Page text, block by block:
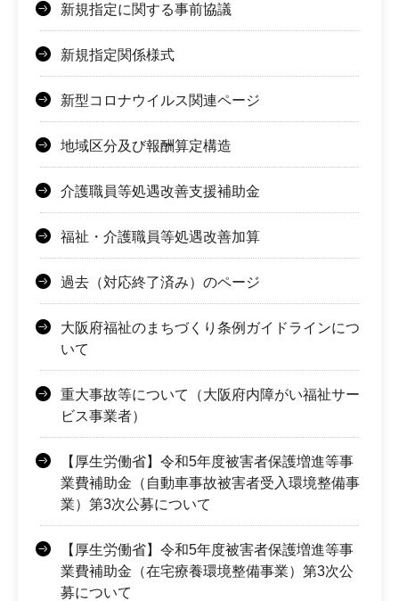
新規指定に関する事前協議
新規指定関係様式
新型コロナウイルス関連ページ
地域区分及び報酬算定構造
介護職員等処遇改善支援補助金
福祉・介護職員等処遇改善加算
過去（対応終了済み）のページ
大阪府福祉のまちづくり条例ガイドラインにつ
いて
重大事故等について（大阪府内障がい福祉サー
ビス事業者）
【厚生労働省】令和5年度被害者保護増進等事
業費補助金（自動車事故被害者受入環境整備事
業）第3次公募について
【厚生労働省】令和5年度被害者保護増進等事
業費補助金（在宅療養環境整備事業）第3次公
募について